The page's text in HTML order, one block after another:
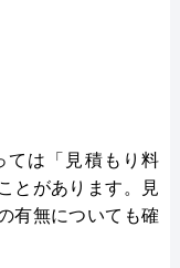
ては「見積もり料
とがあります。見
有無についても確